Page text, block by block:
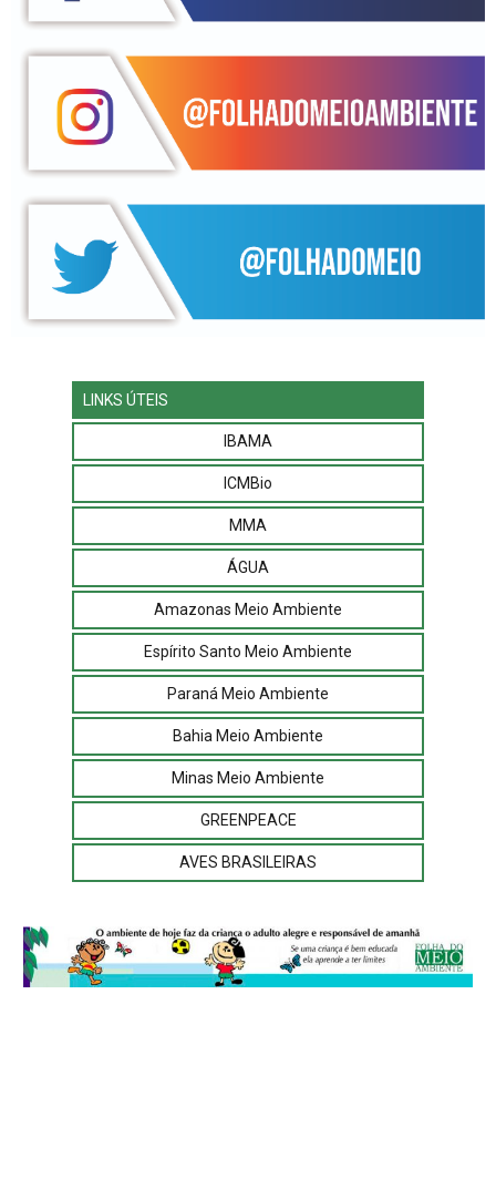
LINKS ÚTEIS
IBAMA
ICMBio
MMA
ÁGUA
Amazonas Meio Ambiente
Espírito Santo Meio Ambiente
Paraná Meio Ambiente
Bahia Meio Ambiente
Minas Meio Ambiente
GREENPEACE
AVES BRASILEIRAS